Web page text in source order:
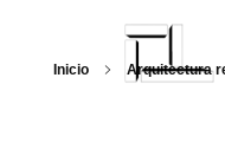
Inicio Arquitectura